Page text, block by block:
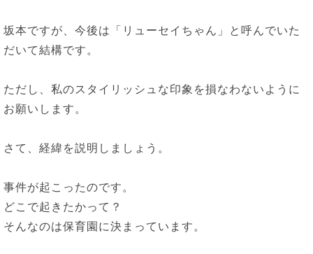
坂本ですが、今後は「リューセイちゃん」と呼んでいた
だいて結構です。
ただし、私のスタイリッシュな印象を損なわないように
お願いします。
さて、経緯を説明しましょう。
事件が起こったのです。
どこで起きたかって？
そんなのは保育園に決まっています。